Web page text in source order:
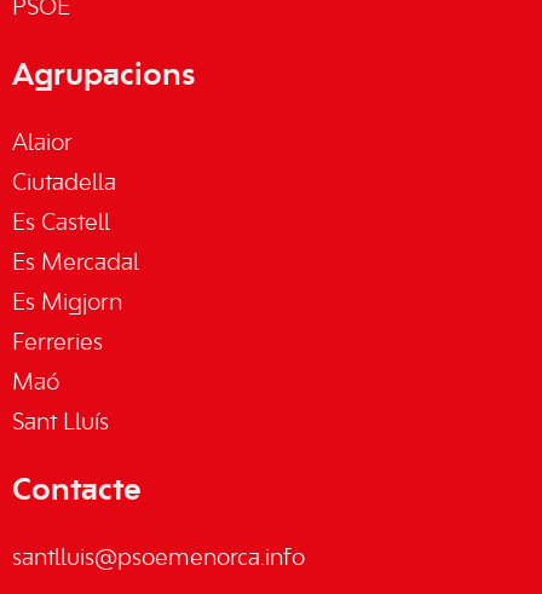
PSOE
Agrupacions
Alaior
Ciutadella
Es Castell
Es Mercadal
Es Migjorn
Ferreries
Maó
Sant Lluís
Contacte
santlluis@psoemenorca.info